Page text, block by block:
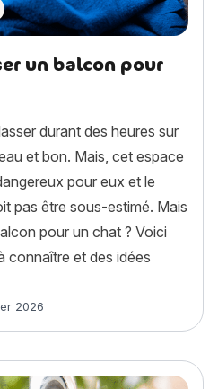
un balcon pour
durant des heures sur
et bon. Mais, cet espace
pour eux et le
pas être sous-estimé. Mais
pour un chat ? Voici
connaître et des idées
2026